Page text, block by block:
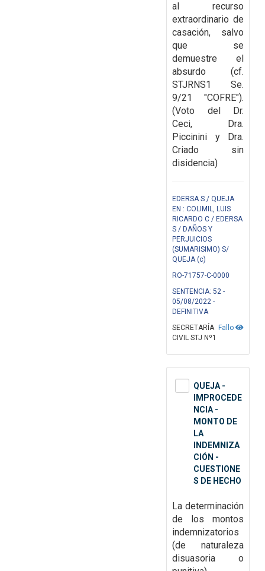
al recurso
extraordinario de
casación, salvo
que se
demuestre el
absurdo (cf.
STJRNS1 Se.
9/21 "COFRE").
(Voto del Dr.
Ceci, Dra.
Piccinini y Dra.
Criado sin
disidencia)
EDERSA S / QUEJA
EN : COLIMIL, LUIS
RICARDO C / EDERSA
S / DAÑOS Y
PERJUICIOS
(SUMARISIMO) S/
QUEJA (c)
RO-71757-C-0000
SENTENCIA: 52 -
05/08/2022 -
DEFINITIVA
Fallo
SECRETARÍA
CIVIL STJ Nº1
QUEJA -
IMPROCEDE
NCIA -
MONTO DE
LA
INDEMNIZA
CIÓN -
CUESTIONE
S DE HECHO
La determinación
de los montos
indemnizatorios
(de naturaleza
disuasoria o